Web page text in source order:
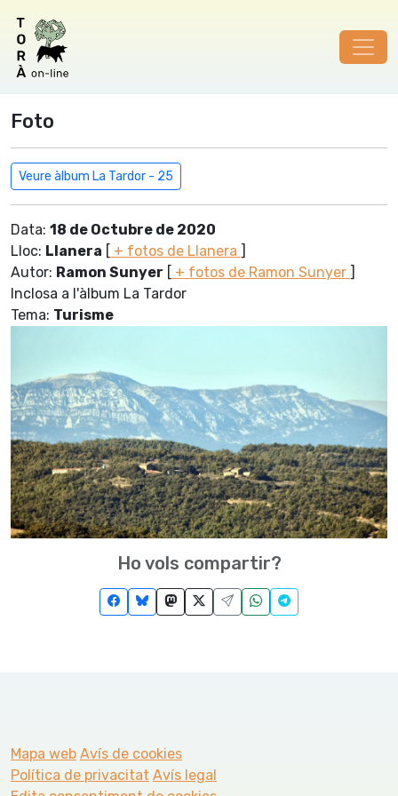
Foto
Veure àlbum La Tardor - 25
Data: 18 de Octubre de 2020
Lloc: Llanera [ + fotos de Llanera ]
Autor: Ramon Sunyer [ + fotos de Ramon Sunyer ]
Inclosa a l'àlbum La Tardor
Tema: Turisme
Ho vols compartir?
Mapa web Avís de cookies
Política de privacitat Avís legal